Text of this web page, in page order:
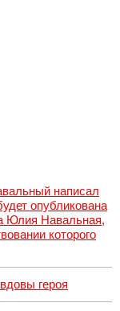
написал
опубликована
Юлия Навальная,
которого
героя